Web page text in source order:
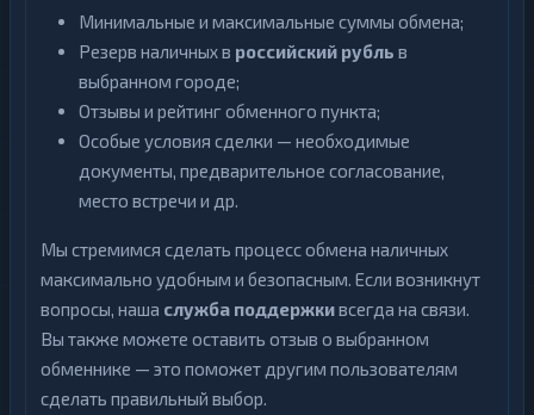
Минимальные и максимальные суммы обмена;
Резерв наличных в российский рубль в
выбранном городе;
Отзывы и рейтинг обменного пункта;
Особые условия сделки — необходимые
документы, предварительное согласование,
место встречи и др.
Мы стремимся сделать процесс обмена наличных
максимально удобным и безопасным. Если возникнут
вопросы, наша служба поддержкивсегда на связи.
Вы также можете оставить отзыв о выбранном
обменнике — это поможет другим пользователям
сделать правильный выбор.